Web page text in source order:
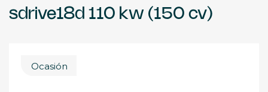
sdrive18d 110 kw (150 cv)
Ocasión